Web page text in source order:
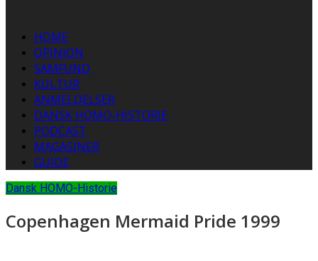
HOME
OPINION
SAMFUND
KULTUR
ANMELDELSER
DANSK HOMO-HISTORIE
PODCAST
MAGASINER
GUIDE
Dansk HOMO-Historie
Copenhagen Mermaid Pride 1999